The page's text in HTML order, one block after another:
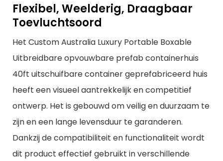
Flexibel, Weelderig, Draagbaar
Toevluchtsoord
Het Custom Australia Luxury Portable Boxable
Uitbreidbare opvouwbare prefab containerhuis
40ft uitschuifbare container geprefabriceerd huis
heeft een visueel aantrekkelijk en competitief
ontwerp. Het is gebouwd om veilig en duurzaam te
zijn en een lange levensduur te garanderen.
Dankzij de compatibiliteit en functionaliteit wordt
dit product effectief gebruikt in verschillende